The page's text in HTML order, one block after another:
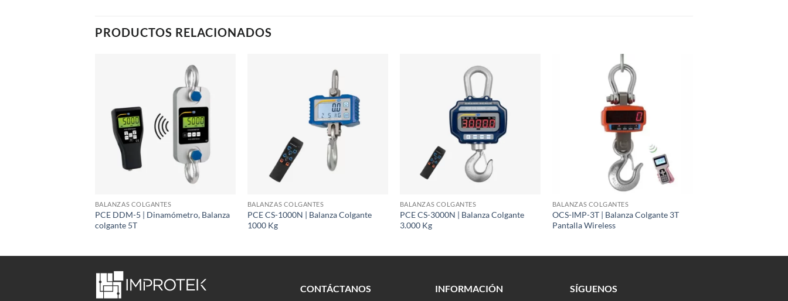
PRODUCTOS RELACIONADOS
BALANZAS COLGANTES
PCE DDM-5 | Dinamómetro, Balanza
colgante 5T
BALANZAS COLGANTES
PCE CS-1000N | Balanza Colgante
1000 Kg
BALANZAS COLGANTES
PCE CS-3000N | Balanza Colgante
3.000 Kg
BALANZAS COLGANTES
OCS-IMP-3T | Balanza Colgante 3T
Pantalla Wireless
CONTÁCTANOS INFORMACIÓN SÍGUENOS